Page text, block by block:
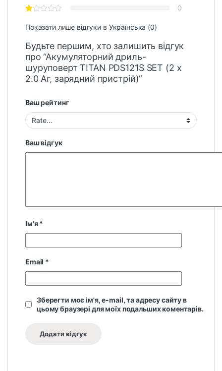
0
Показати лише відгуки в Українська (0)
Будьте першим, хто залишить відгук
про “Акумуляторний дриль-
шуруповерт TITAN PDS121S SET (2 х
2.0 Аг, зарядний пристрій)”
Ваш рейтинг
Ваш відгук
Ім'я*
Email *
Зберегти моє ім'я, e-mail, та адресу сайту в
цьому браузері для моїх подальших коментарів.